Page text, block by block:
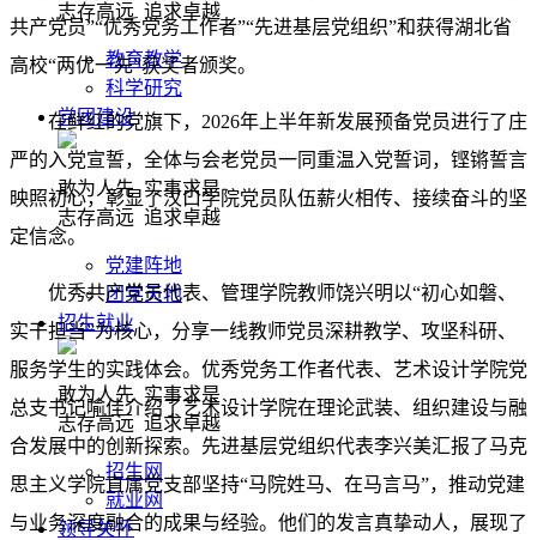
志存高远 追求卓越
教育教学
科学研究
党团建设
敢为人先 实事求是
志存高远 追求卓越
党建阵地
团学天地
招生就业
敢为人先 实事求是
志存高远 追求卓越
招生网
就业网
领导关怀
共产党员”“优秀党务工作者”“先进基层党组织”和获得湖北省
高校“两优一先”获奖者颁奖。
在鲜红的党旗下，2026年上半年新发展预备党员进行了庄
严的入党宣誓，全体与会老党员一同重温入党誓词，铿锵誓言
映照初心，彰显了汉口学院党员队伍薪火相传、接续奋斗的坚
定信念。
优秀共产党员代表、管理学院教师饶兴明以“初心如磐、
实干担当”为核心，分享一线教师党员深耕教学、攻坚科研、
服务学生的实践体会。优秀党务工作者代表、艺术设计学院党
总支书记喻佳介绍了艺术设计学院在理论武装、组织建设与融
合发展中的创新探索。先进基层党组织代表李兴美汇报了马克
思主义学院直属党支部坚持“马院姓马、在马言马”，推动党建
与业务深度融合的成果与经验。他们的发言真挚动人，展现了